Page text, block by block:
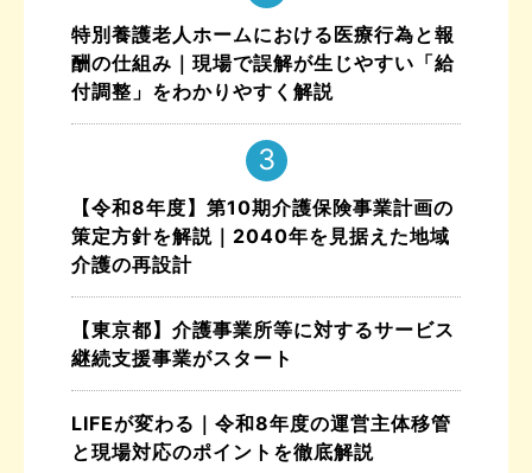
特別養護老人ホームにおける医療行為と報
酬の仕組み｜現場で誤解が生じやすい「給
付調整」をわかりやすく解説
【令和8年度】第10期介護保険事業計画の
策定方針を解説｜2040年を見据えた地域
介護の再設計
【東京都】介護事業所等に対するサービス
継続支援事業がスタート
LIFEが変わる｜令和8年度の運営主体移管
と現場対応のポイントを徹底解説